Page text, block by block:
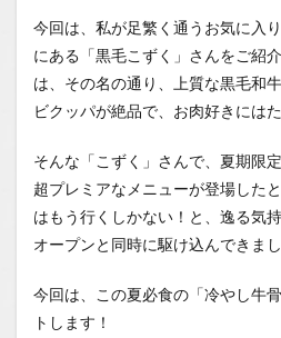
クな
「黒毛
こず
く」
1.0.2
限定5
売機の
前で逸
る心
【実
食】こ
今回は、私が足繁く通うお気に入
にある「黒毛こずく」さんをご紹
は、その名の通り、上質な黒毛和
ビクッパが絶品で、お肉好きには
そんな「こずく」さんで、夏期限
超プレミアなメニューが登場した
はもう行くしかない！と、逸る気
オープンと同時に駆け込んできまし
今回は、この夏必食の「冷やし牛
トします！